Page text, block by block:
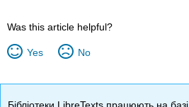
Was this article helpful?
Yes No
Бібліотеки LibreTexts працюють на базі